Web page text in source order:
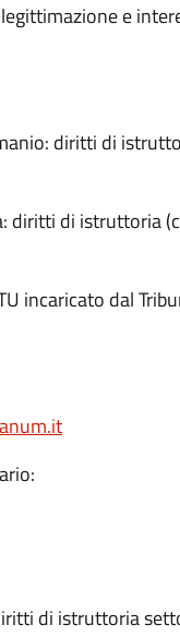
e
diritti di
diritti di istruttoria
incaricato dal
di istruttoria